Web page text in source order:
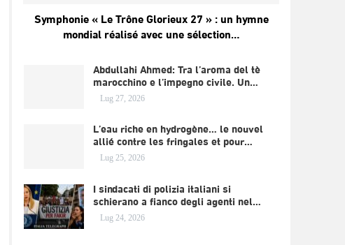
Symphonie « Le Trône Glorieux 27 » : un hymne
mondial réalisé avec une sélection…
Abdullahi Ahmed: Tra l’aroma del tè
marocchino e l’impegno civile. Un…
Lug 27, 2026
L’eau riche en hydrogène… le nouvel
allié contre les fringales et pour…
Lug 25, 2026
I sindacati di polizia italiani si
schierano a fianco degli agenti nel…
Lug 24, 2026